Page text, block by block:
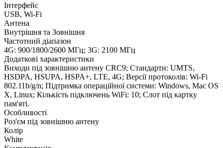
Інтерфейс
USB, Wi-Fi
Антена
Внутрішня та Зовнішня
Частотний діапазон
4G: 900/1800/2600 МГц; 3G: 2100 МГц
Додаткові характеристики
Виходи під зовнішню антену CRC9; Стандарти: UMTS,
HSDPA, HSUPA, HSPA+, LTE, 4G; Версії протоколів: Wi-Fi
802.11b/g/n; Підтримка операційної системи: Windows, Mac OS
X, Linux; Кількість підключень WiFi: 10; Слот під картку
пам'яті.
Особливості
Роз'єм під зовнішню антену
Колір
White